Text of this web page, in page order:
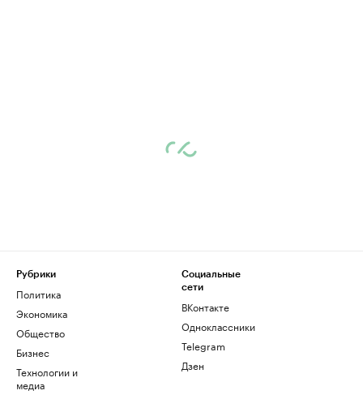
Рубрики
Политика
Экономика
Общество
Бизнес
Технологии и
медиа
Социальные
сети
ВКонтакте
Одноклассники
Telegram
Дзен